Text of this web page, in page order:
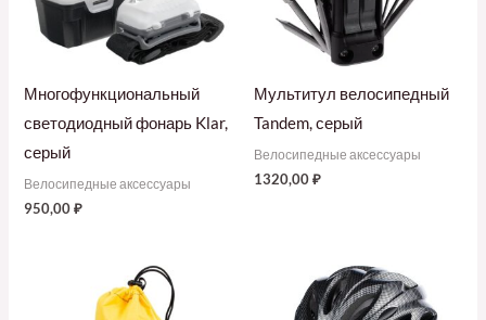
Многофункциональный
светодиодный фонарь Klar,
серый
Велосипедные аксессуары
950,00₽
Мультитул велосипедный
Tandem, серый
Велосипедные аксессуары
1320,00₽